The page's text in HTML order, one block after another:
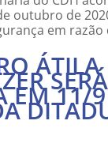
outubro de
em razão
ÁTILA
EM 11/